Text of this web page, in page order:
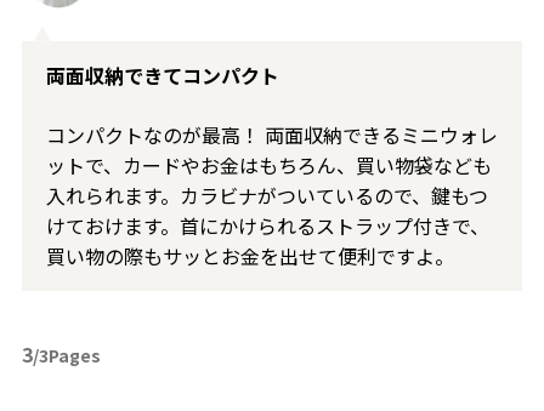
両面収納できてコンパクト
コンパクトなのが最高！ 両面収納できるミニウォレ
ットで、カードやお金はもちろん、買い物袋なども
入れられます。カラビナがついているので、鍵もつ
けておけます。首にかけられるストラップ付きで、
買い物の際もサッとお金を出せて便利ですよ。
3/3Pages